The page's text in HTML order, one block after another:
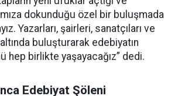
dokunduğu özel bir buluşmada
Yazarları, şairleri, sanatçıları ve
altında buluşturarak edebiyatın
hep birlikte yaşayacağız” dedi.
Edebiyat Şöleni